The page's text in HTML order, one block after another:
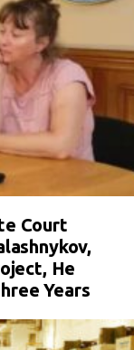
Court
He
Years